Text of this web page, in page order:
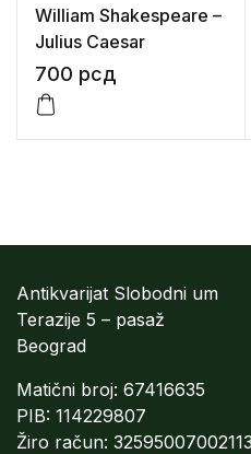
William Shakespeare –
Julius Caesar
700 рсд
Antikvarijat Slobodni um
Terazije 5 – pasaž
Beograd
Matični broj: 67416635
PIB: 114229807
Žiro račun: